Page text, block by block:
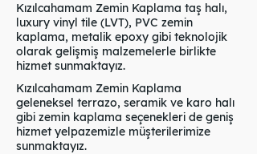
Kızılcahamam Zemin Kaplama taş halı,
luxury vinyl tile (LVT), PVC zemin
kaplama, metalik epoxy gibi teknolojik
olarak gelişmiş malzemelerle birlikte
hizmet sunmaktayız.
Kızılcahamam Zemin Kaplama
geleneksel terrazo, seramik ve karo halı
gibi zemin kaplama seçenekleri de geniş
hizmet yelpazemizle müşterilerimize
sunmaktayız.